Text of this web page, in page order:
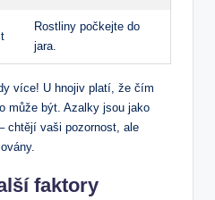
Rostliny počkejte‍ do
jara.
více! U⁢ hnojiv ⁣platí, že čím
může být. Azalky jsou jako
chtějí vaši pozornost, ale
faktory